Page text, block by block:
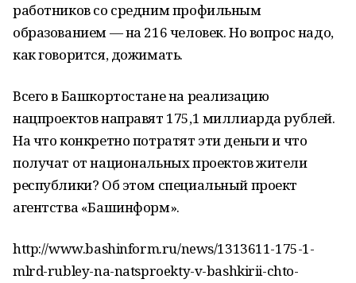
работников со средним профильным
образованием — на 216 человек. Но вопрос надо,
как говорится, дожимать.
Всего в Башкортостане на реализацию
нацпроектов направят 175,1 миллиарда рублей.
На что конкретно потратят эти деньги и что
получат от национальных проектов жители
республики? Об этом специальный проект
агентства «Башинформ».
http://www.bashinform.ru/news/1313611-175-1-
mlrd-rubley-na-natsproekty-v-bashkirii-chto-